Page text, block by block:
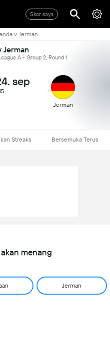
Skor saya
v Jerman
Jerman
A - Group 2, Round 1
sep
Jerman
Streaks Bersemuka Terus
menang
Jerman